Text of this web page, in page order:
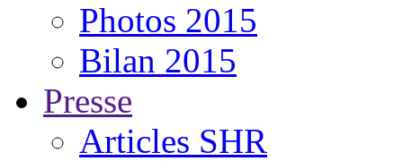
Photos 2015
Bilan 2015
Presse
Articles SHR